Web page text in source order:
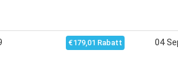
€179,01 Rabatt 04